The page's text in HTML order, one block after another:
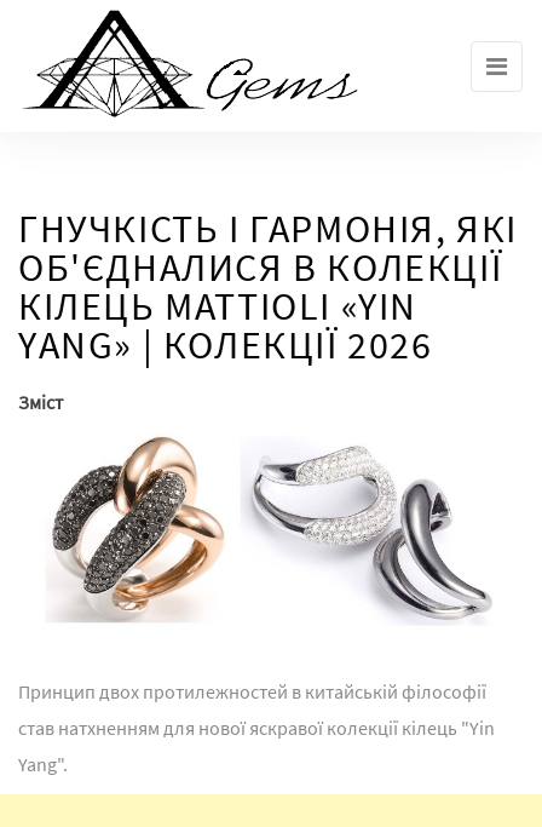
ГНУЧКІСТЬ І ГАРМОНІЯ, ЯКІ
ОБ'ЄДНАЛИСЯ В КОЛЕКЦІЇ
КІЛЕЦЬ MATTIOLI «YIN
YANG» | КОЛЕКЦІЇ 2026
Зміст
Принцип двох протилежностей в китайській філософії
став натхненням для нової яскравої колекції кілець "Yin
Yang".